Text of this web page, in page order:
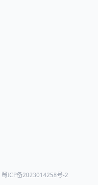
蜀ICP备2023014258号-2